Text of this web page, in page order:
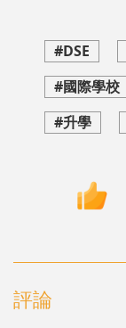
#DSE
#國際學校
#升學
評論